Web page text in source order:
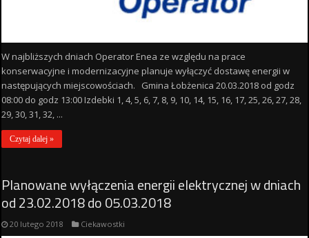
W najbliższych dniach Operator Enea ze względu na prace
konserwacyjne i modernizacyjne planuje wyłączyć dostawę energii w
następujących miejscowościach. Gmina Łobżenica 20.03.2018 od godz
08:00 do godz 13:00 Izdebki 1, 4, 5, 6, 7, 8, 9, 10, 14, 15, 16, 17, 25, 26, 27, 28,
29, 30, 31, 32, ...
Czytaj dalej »
Planowane wyłączenia energii elektrycznej w dniach
od 23.02.2018 do 05.03.2018
20 lutego 2018 Ciekawostki